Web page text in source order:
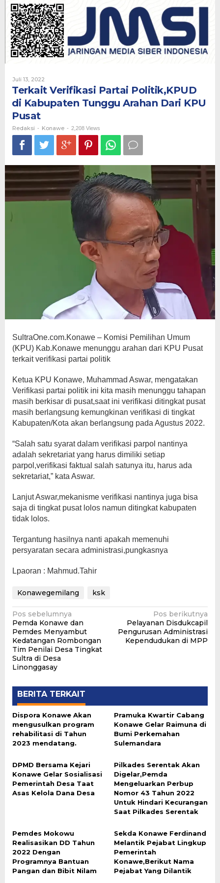
Kabupaten
Tunggu
Arahan
Dari
Juli 13, 2022
Terkait Verifikasi Partai Politik,KPUD
di Kabupaten Tunggu Arahan Dari KPU
Pusat
Redaksi - Konawe - 2,208 Views
SultraOne.com.Konawe – Komisi Pemilihan Umum
(KPU) Kab.Konawe menunggu arahan dari KPU Pusat
terkait verifikasi partai politik
Ketua KPU Konawe, Muhammad Aswar, mengatakan
Verifikasi partai politik ini kita masih menunggu tahapan
masih berkisar di pusat,saat ini verifikasi ditingkat pusat
masih berlangsung kemungkinan verifikasi di tingkat
Kabupaten/Kota akan berlangsung pada Agustus 2022.
“Salah satu syarat dalam verifikasi parpol nantinya
adalah sekretariat yang harus dimiliki setiap
parpol,verifikasi faktual salah satunya itu, harus ada
sekretariat,” kata Aswar.
Lanjut Aswar,mekanisme verifikasi nantinya juga bisa
saja di tingkat pusat lolos namun ditingkat kabupaten
tidak lolos.
Tergantung hasilnya nanti apakah memenuhi
persyaratan secara administrasi,pungkasnya
Lpaoran : Mahmud.Tahir
Konawegemilang ksk
Navigasi
pos
Pos sebelumnya
Pemda Konawe dan
Pemdes Menyambut
Kedatangan Rombongan
Tim Penilai Desa Tingkat
Sultra di Desa
Linonggasay
Pos berikutnya
Pelayanan Disdukcapil
Pengurusan Administrasi
Kependudukan di MPP
BERITA TERKAIT
Dispora Konawe Akan
mengusulkan program
rehabilitasi di Tahun
2023 mendatang.
Pramuka Kwartir Cabang
Konawe Gelar Raimuna di
Bumi Perkemahan
Sulemandara
DPMD Bersama Kejari
Konawe Gelar Sosialisasi
Pemerintah Desa Taat
Asas Kelola Dana Desa
Pilkades Serentak Akan
Digelar,Pemda
Mengeluarkan Perbup
Nomor 43 Tahun 2022
Untuk Hindari Kecurangan
Saat Pilkades Serentak
Pemdes Mokowu
Realisasikan DD Tahun
2022 Dengan
Programnya Bantuan
Pangan dan Bibit Nilam
Sekda Konawe Ferdinand
Melantik Pejabat Lingkup
Pemerintah
Konawe,Berikut Nama
Pejabat Yang Dilantik